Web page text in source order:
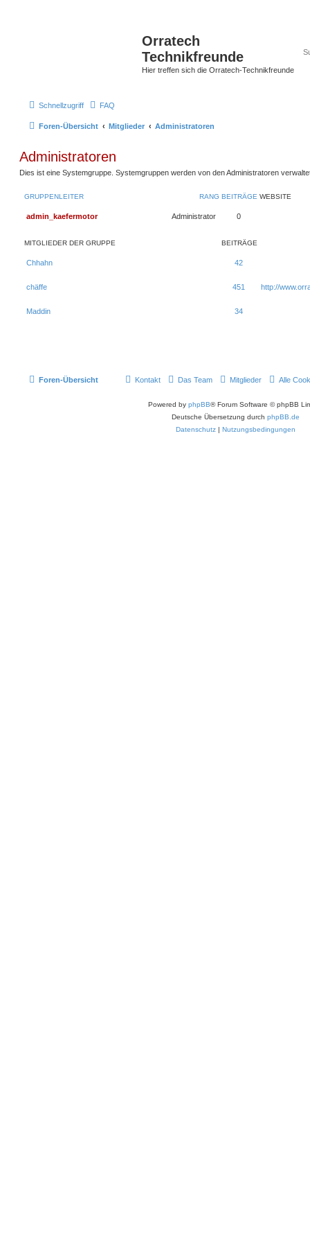
Orratech
Technikfreunde
Hier treffen sich die Orratech-Technikfreunde
Schnellzugriff FAQ
Foren-Übersicht Mitglieder Administratoren
Administratoren
Dies ist eine Systemgruppe. Systemgruppen werden von den Administratoren
RANG
GRUPPENLEITER BEITRÄGE WEBSITE
Administrator
admin_kaefermotor 0
MITGLIEDER DER GRUPPE BEITRÄGE
Chhahn 42
chäffe 451 http://
Maddin 34
Foren-Übersicht Alle
Mitglieder
Das Team
Kontakt
Powered by phpBB® Forum Software © phpBB
Deutsche Übersetzung durch phpBB.de
Datenschutz | Nutzungsbedingungen